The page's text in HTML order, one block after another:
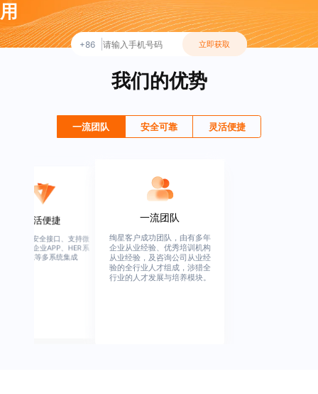
用
+86 立即获取
我们的优势
一流团队 安全可靠 灵活便捷
一流团队
星客户成功团队，由有多年
业从业经验、优秀培训机构
业经验，及咨询公司从业经
安全可靠
行业权威资质证书，人脸识
别、设备绑定、文件加密、文
档水印、播放跑马灯、截图保
护、权限管控等全方面安全保
障